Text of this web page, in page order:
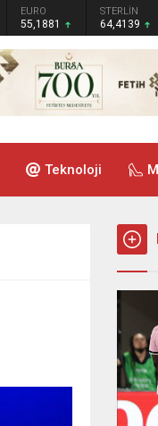
EURO
55,1881
STERLİN
64,4139
Teknoloji